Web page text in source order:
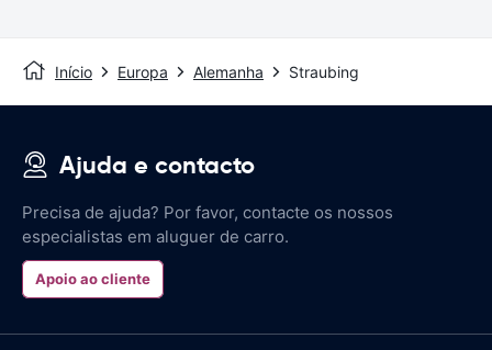
Início Europa Alemanha Straubing
Ajuda e contacto
Precisa de ajuda? Por favor, contacte os nossos
especialistas em aluguer de carro.
Apoio ao cliente